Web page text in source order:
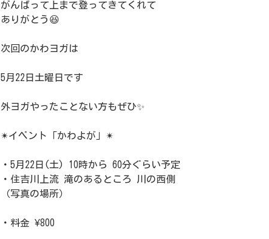
がんばって上まで登ってきてくれて
ありがとう😆
次回のかわヨガは
5月22日土曜日です
外ヨガやったことない方もぜひ✨
✴︎イベント「かわよが」✴︎
・5月22日(土) 10時から 60分ぐらい予定
・住吉川上流 滝のあるところ 川の西側
（写真の場所）
・料金 ¥800